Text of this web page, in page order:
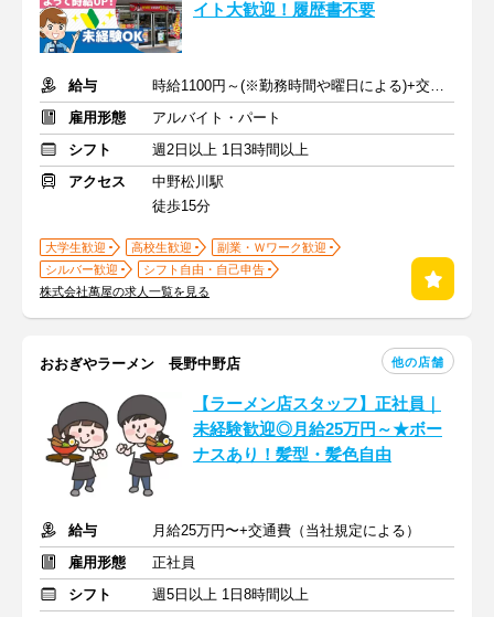
イト大歓迎！履歴書不要
給与
時給1100円～(※勤務時間や曜日による)+交通費
雇用形態
アルバイト・パート
シフト
週2日以上 1日3時間以上
アクセス
中野松川駅
徒歩15分
大学生歓迎 高校生歓迎
副業・Ｗワーク歓迎
シルバー歓迎
シフト自由・自己申告
株式会社萬屋の求人一覧を見る
おおぎやラーメン 長野中野店 他の店舗
【ラーメン店スタッフ】正社員｜
未経験歓迎◎月給25万円～★ボー
ナスあり！髪型・髪色自由
給与
月給25万円〜+交通費（当社規定による）
雇用形態
正社員
シフト
週5日以上 1日8時間以上